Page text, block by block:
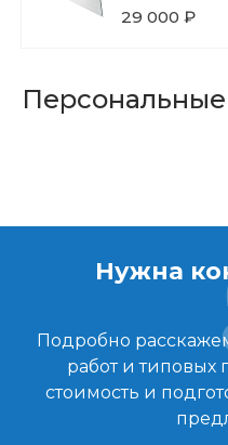
29 000 ₽
Нужна
Подробно
работ и типовых
стоимость и